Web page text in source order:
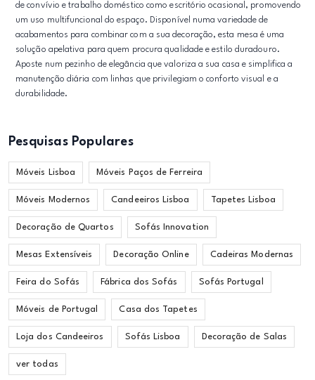
de convívio e trabalho doméstico como escritório ocasional, promovendo
um uso multifuncional do espaço. Disponível numa variedade de
acabamentos para combinar com a sua decoração, esta mesa é uma
solução apelativa para quem procura qualidade e estilo duradouro.
Aposte num pezinho de elegância que valoriza a sua casa e simplifica a
manutenção diária com linhas que privilegiam o conforto visual e a
durabilidade.
Pesquisas Populares
Móveis Lisboa Móveis Paços de Ferreira
Móveis Modernos Candeeiros Lisboa Tapetes Lisboa
Decoração de Quartos Sofás Innovation
Mesas Extensíveis Decoração Online Cadeiras Modernas
Feira do Sofás Fábrica dos Sofás Sofás Portugal
Móveis de Portugal Casa dos Tapetes
Loja dos Candeeiros Sofás Lisboa Decoração de Salas
ver todas